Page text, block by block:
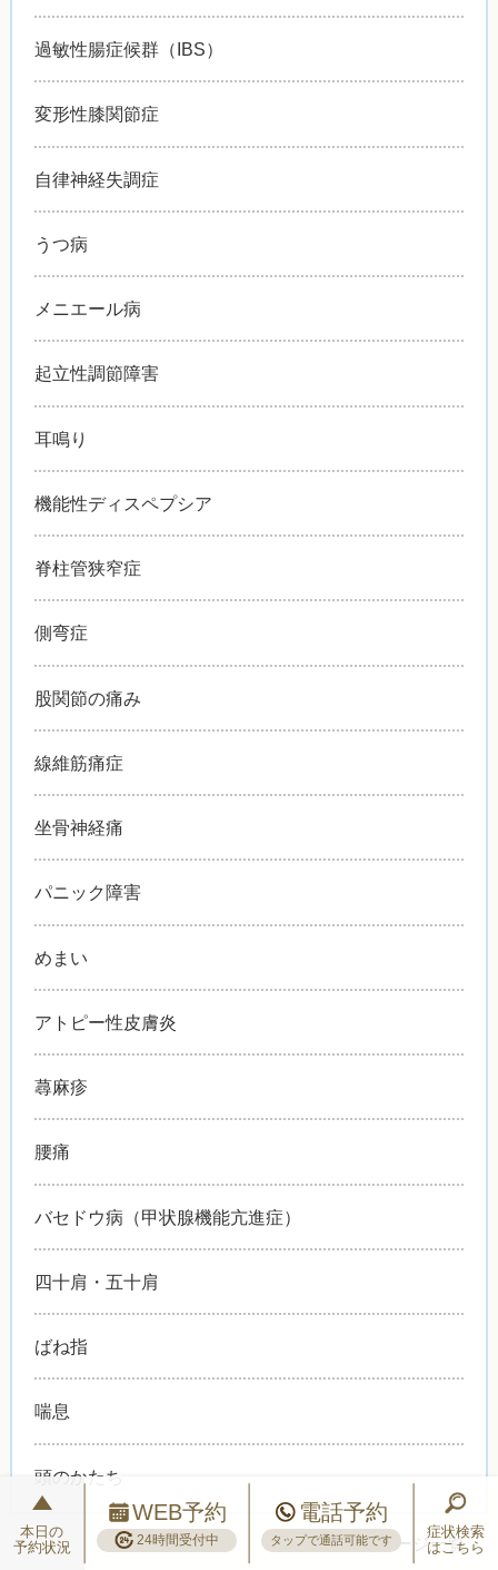
過敏性腸症候群（IBS）
変形性膝関節症
自律神経失調症
うつ病
メニエール病
起立性調節障害
耳鳴り
機能性ディスペプシア
脊柱管狭窄症
側弯症
股関節の痛み
線維筋痛症
坐骨神経痛
パニック障害
めまい
アトピー性皮膚炎
蕁麻疹
腰痛
バセドウ病（甲状腺機能亢進症）
四十肩・五十肩
ばね指
喘息
頭のかたち
>>症状別ページ一覧
本日の
予約状況
WEB予約
24時間受付中
電話予約
タップで通話可能です
症状検索
はこちら